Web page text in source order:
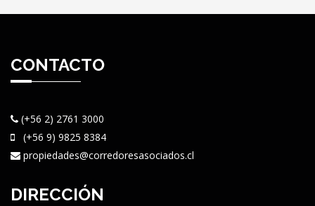
CONTACTO
(+56 2) 2761 3000
(+56 9) 9825 8384
propiedades@corredoresasociados.cl
DIRECCIÓN